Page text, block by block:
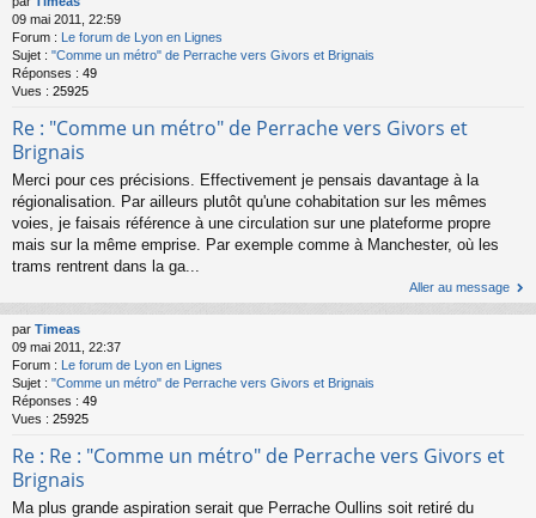
09 mai 2011, 22:59
Forum :
Le forum de Lyon en Lignes
Sujet : "Comme un métro" de Perrache vers Givors et Brignais
Réponses : 49
Vues : 25925
Re : "Comme un métro" de Perrache vers Givors et
Brignais
Merci pour ces précisions. Effectivement je pensais davantage à la
régionalisation. Par ailleurs plutôt qu'une cohabitation sur les mêmes
voies, je faisais référence à une circulation sur une plateforme propre
mais sur la même emprise. Par exemple comme à Manchester, où les
trams rentrent dans la ga...
Aller au message
par Timeas
09 mai 2011, 22:37
Forum : Le forum de Lyon en Lignes
Sujet : "Comme un métro" de Perrache vers Givors et Brignais
Réponses : 49
Vues : 25925
Re : Re : "Comme un métro" de Perrache vers Givors et
Brignais
Ma plus grande aspiration serait que Perrache Oullins soit retiré du